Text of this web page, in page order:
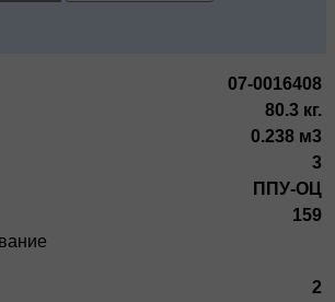
07-0016408
80.3 кг.
0.238 м3
3
ППУ-ОЦ
159
2